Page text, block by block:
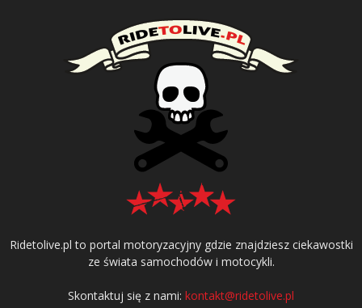
Ridetolive.pl to portal motoryzacyjny gdzie znajdziesz ciekawostki
ze świata samochodów i motocykli.
Skontaktuj się z nami: kontakt@ridetolive.pl